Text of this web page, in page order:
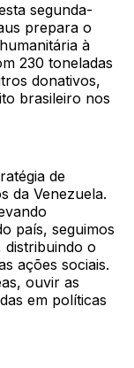
segunda-
prepara o
à
230 toneladas
donativos,
brasileiro nos
de
da Venezuela.
país, seguimos
o
ações sociais.
ouvir as
em políticas